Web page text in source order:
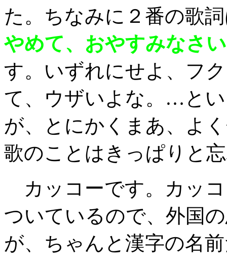
た。ちなみに２番の歌
やめて、おやすみなさ
す。いずれにせよ、フ
て、ウザいよな。…と
が、とにかくまあ、よ
歌のことはきっぱりと
カッコーです。カッ
ついているので、外国
が、ちゃんと漢字の名